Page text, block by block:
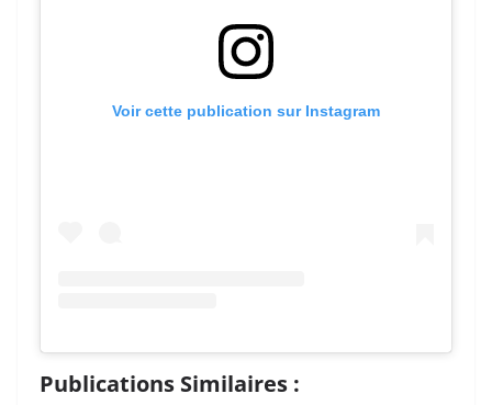
Voir cette publication sur Instagram
Publications Similaires :